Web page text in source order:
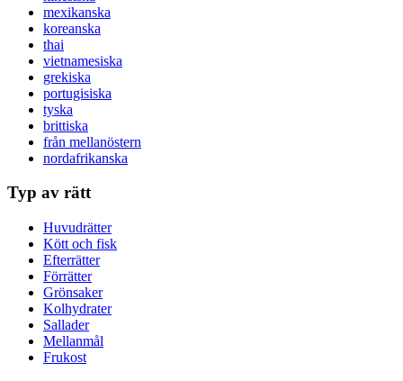
mexikanska
koreanska
thai
vietnamesiska
grekiska
portugisiska
tyska
brittiska
från mellanöstern
nordafrikanska
Typ av rätt
Huvudrätter
Kött och fisk
Efterrätter
Förrätter
Grönsaker
Kolhydrater
Sallader
Mellanmål
Frukost